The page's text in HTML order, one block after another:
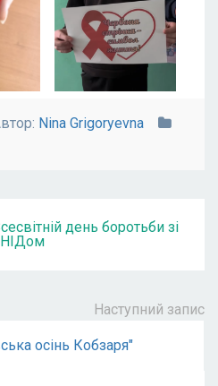
Nina Grigoryevna
день боротьби зі
Наступний запис
осінь Кобзаря"